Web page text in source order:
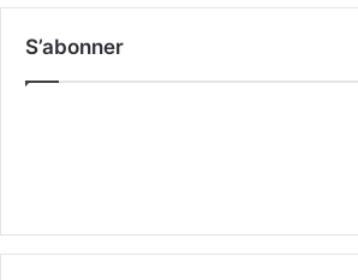
S’abonner